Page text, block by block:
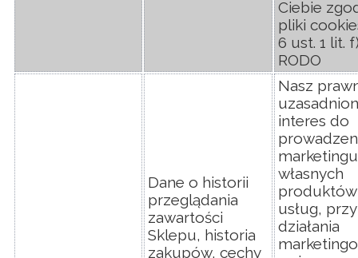
Ciebie
pliki
6 ust. 1 lit.
RODO
Dane o historii
przeglądania
zawartości
Sklepu, historia
zakupów, cechy
Nasz
interes do
marketingu
własnych
usług,
działania